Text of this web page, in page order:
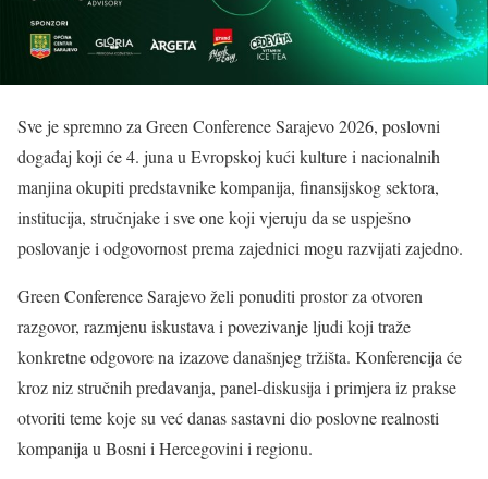
Sve je spremno za Green Conference Sarajevo 2026, poslovni
događaj koji će 4. juna u Evropskoj kući kulture i nacionalnih
manjina okupiti predstavnike kompanija, finansijskog sektora,
institucija, stručnjake i sve one koji vjeruju da se uspješno
poslovanje i odgovornost prema zajednici mogu razvijati zajedno.
Green Conference Sarajevo želi ponuditi prostor za otvoren
razgovor, razmjenu iskustava i povezivanje ljudi koji traže
konkretne odgovore na izazove današnjeg tržišta. Konferencija će
kroz niz stručnih predavanja, panel-diskusija i primjera iz prakse
otvoriti teme koje su već danas sastavni dio poslovne realnosti
kompanija u Bosni i Hercegovini i regionu.